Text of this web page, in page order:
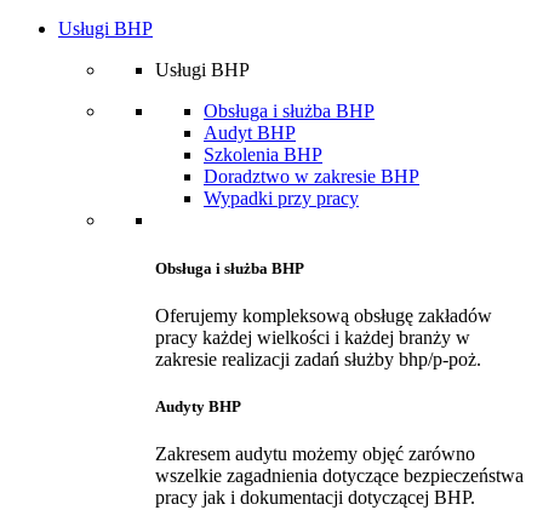
Usługi BHP
Usługi BHP
Obsługa i służba BHP
Audyt BHP
Szkolenia BHP
Doradztwo w zakresie BHP
Wypadki przy pracy
Obsługa i służba BHP
Oferujemy kompleksową obsługę zakładów
pracy każdej wielkości i każdej branży w
zakresie realizacji zadań służby bhp/p-poż.
Audyty BHP
Zakresem audytu możemy objęć zarówno
wszelkie zagadnienia dotyczące bezpieczeństwa
pracy jak i dokumentacji dotyczącej BHP.